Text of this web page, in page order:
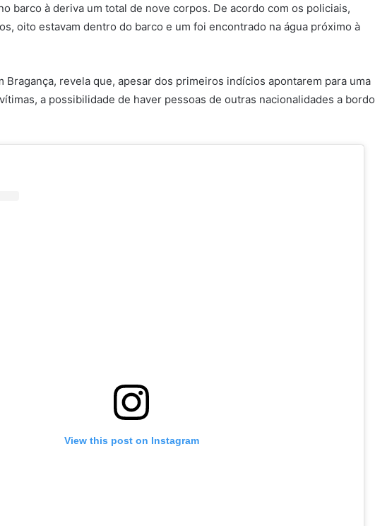
barco à deriva um total de nove corpos. De acordo com os policiais,
oito estavam dentro do barco e um foi encontrado na água próximo à
Bragança, revela que, apesar dos primeiros indícios apontarem para uma
a possibilidade de haver pessoas de outras nacionalidades a bordo
View this post on Instagram